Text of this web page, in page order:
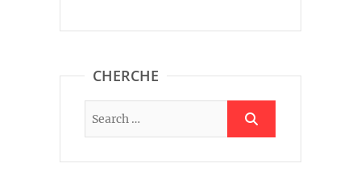
CHERCHE